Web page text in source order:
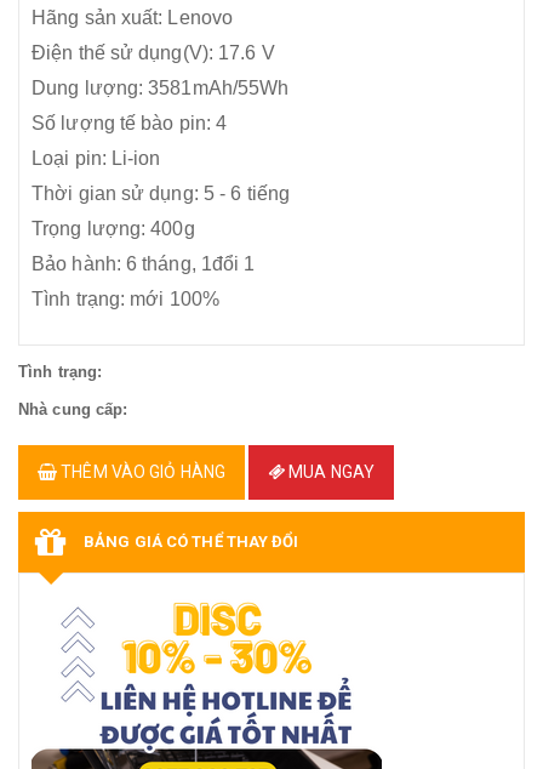
Hãng sản xuất: Lenovo
Điện thế sử dụng(V): 17.6 V
Dung lượng: 3581mAh/55Wh
Số lượng tế bào pin: 4
Loại pin: Li-ion
Thời gian sử dụng: 5 - 6 tiếng
Trọng lượng: 400g
Bảo hành: 6 tháng, 1đổi 1
Tình trạng: mới 100%
Tình trạng:
Nhà cung cấp:
THÊM VÀO GIỎ HÀNG MUA NGAY
BẢNG GIÁ CÓ THỂ THAY ĐỔI